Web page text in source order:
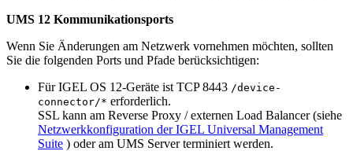
UMS 12 Kommunikationsports
Wenn Sie Änderungen am Netzwerk vornehmen möchten, sollten
Sie die folgenden Ports und Pfade berücksichtigen:
Für IGEL OS 12-Geräte ist TCP 8443 /device-
connector/* erforderlich.
SSL kann am Reverse Proxy / externen Load Balancer (siehe
Netzwerkkonfiguration der IGEL Universal Management
Suite ) oder am UMS Server terminiert werden.